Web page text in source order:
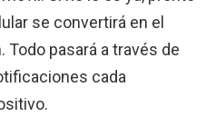
se convertirá en el
pasará a través de
cada